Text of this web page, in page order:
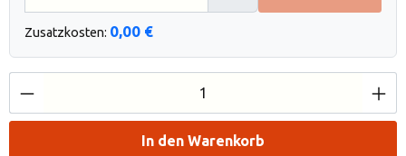
Zusatzkosten: 0,00 €
Produkt Anzahl: Gib den gewünschten
In den Warenkorb